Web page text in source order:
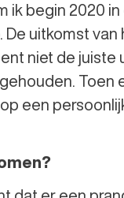
ik begin 2020
uitkomst
niet de juiste
Toen
een